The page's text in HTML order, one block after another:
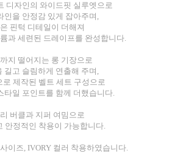
디자인의 와이드핏 실루엣으로
인을 안정감 있게 잡아주며,
핀턱 디테일이 더해져
과 세련된 드레이프를 완성합니다.
지 떨어지는 롱 기장으로
길고 슬림하게 연출해 주며,
로 제작된 벨트 세트 구성으로
타일 포인트를 함께 더했습니다.
버클과 지퍼 여밈으로
안정적인 착용이 가능합니다.
이즈, IVORY 컬러 착용하였습니다.